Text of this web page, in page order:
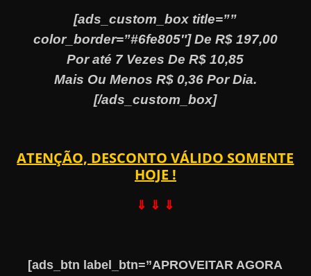
[ads_custom_box title=””
color_border=”#6fe805″] De R$ 197,00
Por até 7 Vezes De R$ 10,85
Mais Ou Menos R$ 0,36 Por Dia.
[/ads_custom_box]
ATENÇÃO, DESCONTO VÁLIDO SOMENTE
HOJE !
⇓ ⇓ ⇓
[ads_btn label_btn=”APROVEITAR AGORA